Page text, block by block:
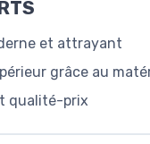
et attrayant
grâce au
qualité-prix